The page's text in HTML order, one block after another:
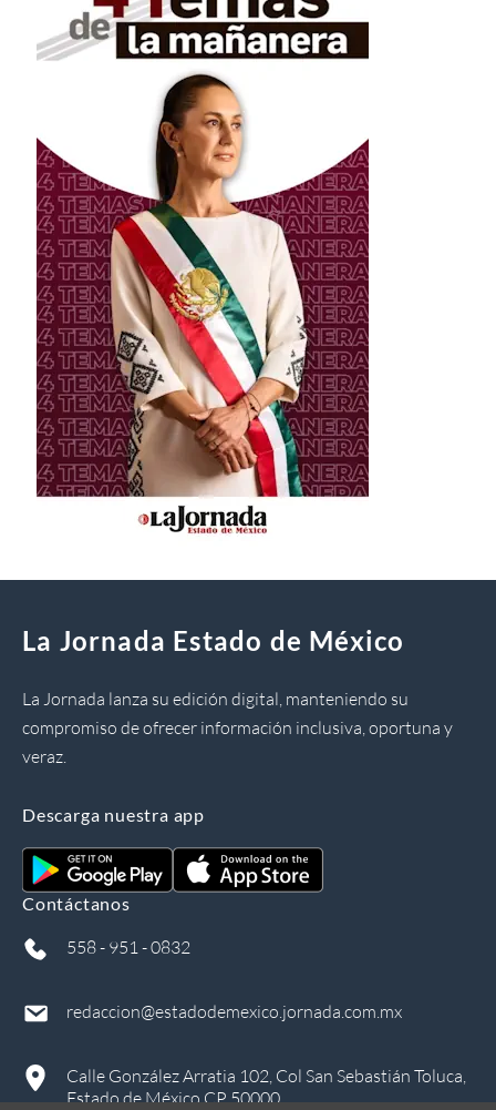
La Jornada Estado de México
La Jornada lanza su edición digital, manteniendo su
compromiso de ofrecer información inclusiva, oportuna y
veraz.
Descarga nuestra app
Contáctanos
558 - 951 - 0832
redaccion@estadodemexico.jornada.com.mx
Calle González Arratia 102, Col San Sebastián Toluca,
Estado de México CP 50000